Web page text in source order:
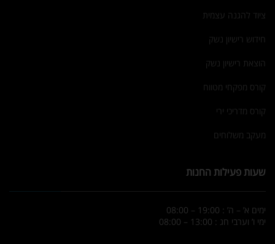
ציוד להגנה עצמית
חידוש רישיון נשק
הוצאת רישיון נשק
קורס מפקחי מטווח
קורס מדריכי ירי
מעקב משלוחים
שעות פעילות החנות
ימים א’ – ה’ : 19:00 – 08:00
ימי ו’ וערבי חג : 13:00 – 08:00